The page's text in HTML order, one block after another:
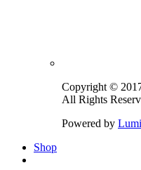
Copyright ©
All Rights
Powered by
Shop